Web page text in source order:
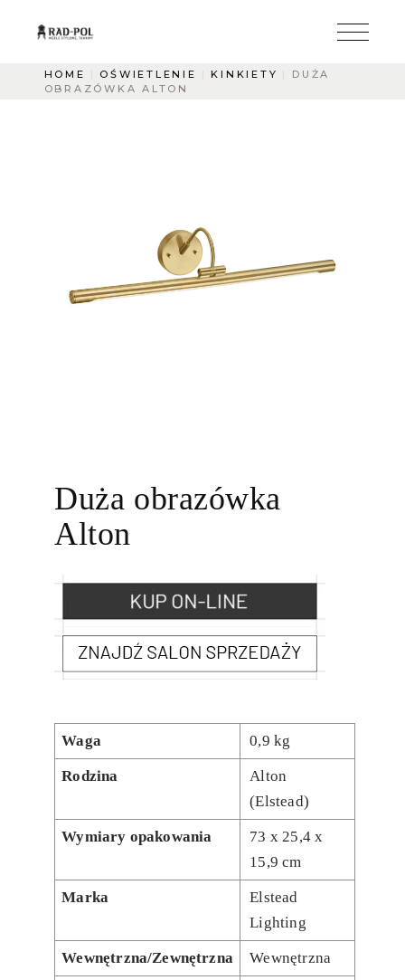
HOME OŚWIETLENIE KINKIETY
DUŻA
OBRAZÓWKA ALTON
Duża obrazówka
Alton
Waga 0,9 kg
Rodzina
Alton
(Elstead)
Wymiary opakowania
73 x 25,4 x
15,9 cm
Marka
Elstead
Lighting
Wewnętrzna/Zewnętrzna Wewnętrzna